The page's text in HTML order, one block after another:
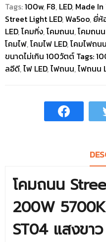
Tags:100w, F8, LED, Made
Street Light LED,Wa5oo, ยี่ห้
LED,โคมกิ่ง,โคมถนน,โคมถนน
โคมไฟ,โคมไฟ LED,โคมไฟถนน
ขนาดไม่เกิน 100วัตต์ Tags:
ลอีดี,ไฟ LED,ไฟถนน,ไฟถนน
โคมถนน
200W
ST04 แสงขาว